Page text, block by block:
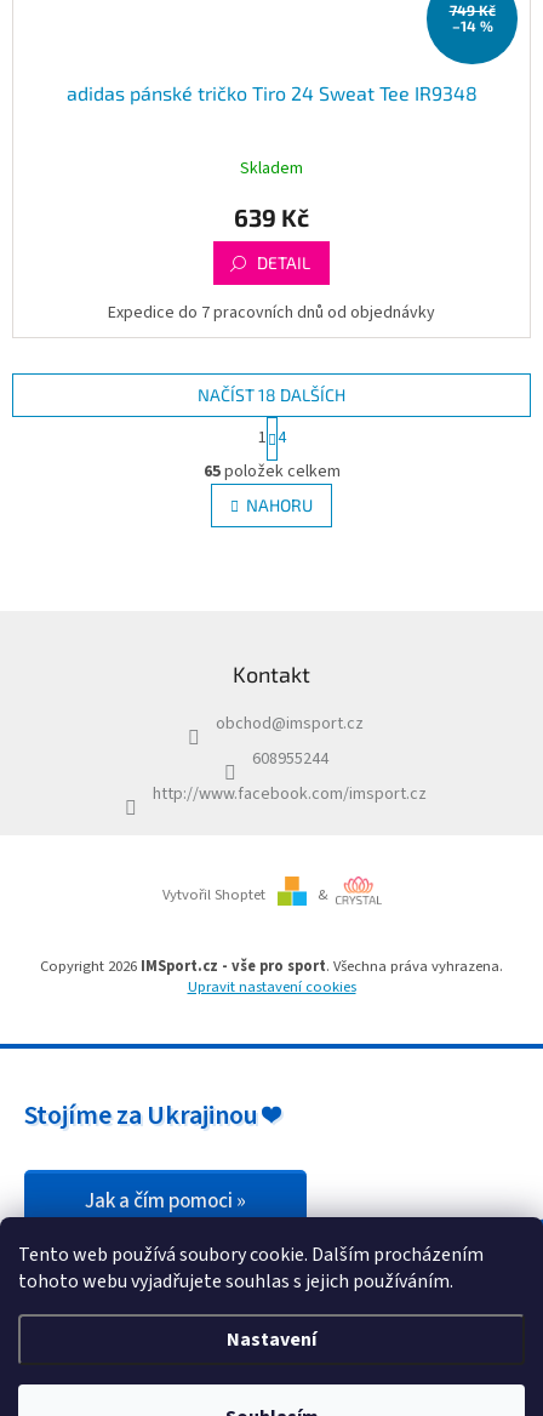
Tento web používá soubory cookie. Dalším procházením
tohoto webu vyjadřujete souhlas s jejich používáním.
Nastavení
749 Kč
–14 %
adidas pánské tričko Tiro 24 Sweat Tee IR9348
Skladem
639 Kč
DETAIL
Expedice do 7 pracovních dnů od objednávky
O
v
l
á
r
v
k
y
v
ý
p
NAČÍST 18 DALŠÍCH
S
t
r
á
n
k
1 4
65položek celkem
NAHORU
Kontakt
obchod@imsport.cz
608955244
http://www.facebook.com/imsport.cz
Vytvořil Shoptet &
Copyright 2026 IMSport.cz - vše pro sport. Všechna práva vyhrazena.
Upravit nastavení cookies
Stojíme za Ukrajinou ❤️
Jak a čím pomoci »